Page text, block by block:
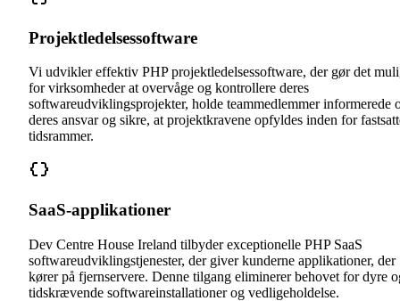
Projektledelsessoftware
Vi udvikler effektiv PHP projektledelsessoftware, der gør det
for virksomheder at overvåge og kontrollere deres
softwareudviklingsprojekter, holde teammedlemmer informerede
deres ansvar og sikre, at projektkravene opfyldes inden for
tidsrammer.
SaaS-applikationer
Dev Centre House Ireland tilbyder exceptionelle PHP SaaS
softwareudviklingstjenester, der giver kunderne applikationer, der
kører på fjernservere. Denne tilgang eliminerer behovet for dyre
tidskrævende softwareinstallationer og vedligeholdelse.